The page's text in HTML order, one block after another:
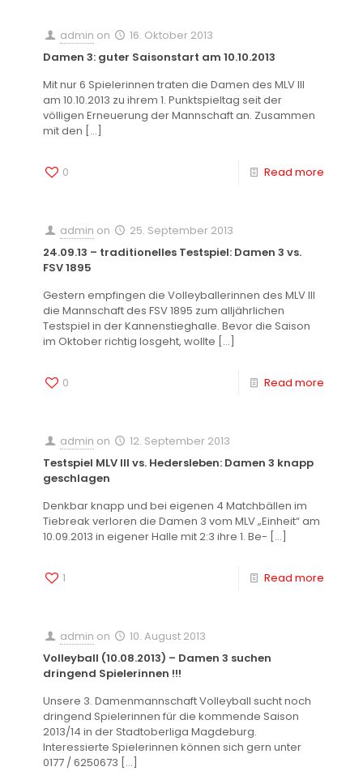
admin on
16. Oktober 2013
Damen 3: guter Saisonstart am 10.10.2013
Mit nur 6 Spielerinnen traten die Damen des MLV III
am 10.10.2013 zu ihrem 1. Punktspieltag seit der
völligen Erneuerung der Mannschaft an. Zusammen
mit den […]
0 Read more
admin on
25. September 2013
24.09.13 – traditionelles Testspiel: Damen 3 vs.
FSV 1895
Gestern empfingen die Volleyballerinnen des MLV III
die Mannschaft des FSV 1895 zum alljährlichen
Testspiel in der Kannenstieghalle. Bevor die Saison
im Oktober richtig losgeht, wollte […]
0 Read more
admin on
12. September 2013
Testspiel MLV III vs. Hedersleben: Damen 3 knapp
geschlagen
Denkbar knapp und bei eigenen 4 Matchbällen im
Tiebreak verloren die Damen 3 vom MLV „Einheit“ am
10.09.2013 in eigener Halle mit 2:3 ihre 1. Be- […]
1 Read more
admin on
10. August 2013
Volleyball (10.08.2013) – Damen 3 suchen
dringend Spielerinnen !!!
Unsere 3. Damenmannschaft Volleyball sucht noch
dringend Spielerinnen für die kommende Saison
2013/14 in der Stadtoberliga Magdeburg.
Interessierte Spielerinnen können sich gern unter
0177 / 6250673 […]